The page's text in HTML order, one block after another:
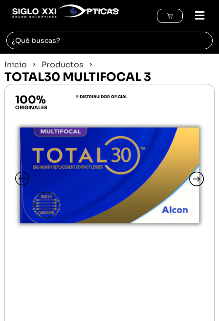
REGIÓN DE MURCIA
Inicio Productos
TOTAL30 MULTIFOCAL 3
100%
ORIGINALES
© DISTRIBUIDOR OFICIAL